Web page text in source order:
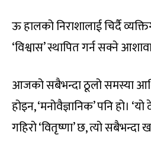
ऊ हालको निराशालाई चिर्दै
‘विश्वास’ स्थापित गर्न सक्ने
आजको सबैभन्दा ठूलो समस्या
होइन, ‘मनोवैज्ञानिक’ पनि हो।
गहिरो ‘वितृष्णा’ छ, त्यो